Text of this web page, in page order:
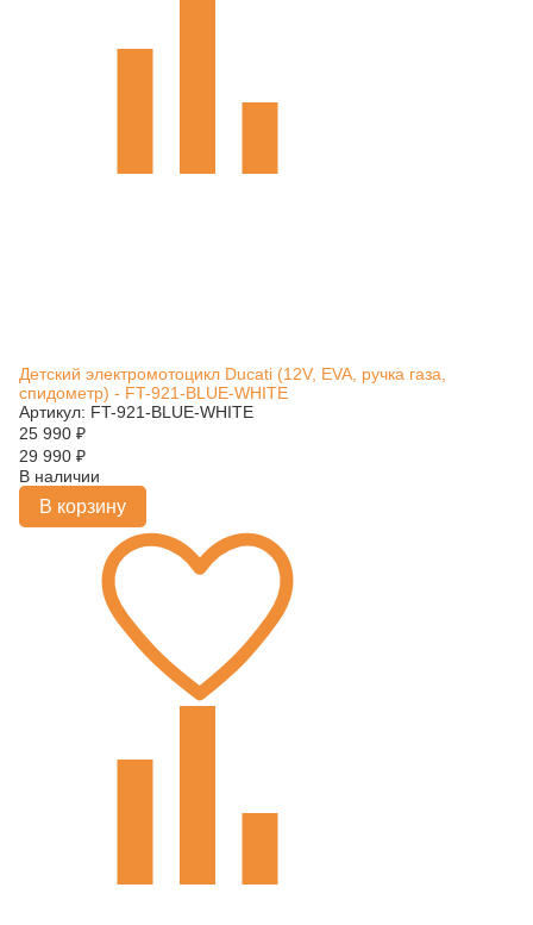
Детский электромотоцикл Ducati (12V, EVA, ручка газа,
спидометр) - FT-921-BLUE-WHITE
Артикул: FT-921-BLUE-WHITE
25 990 ₽
29 990 ₽
В наличии
В корзину